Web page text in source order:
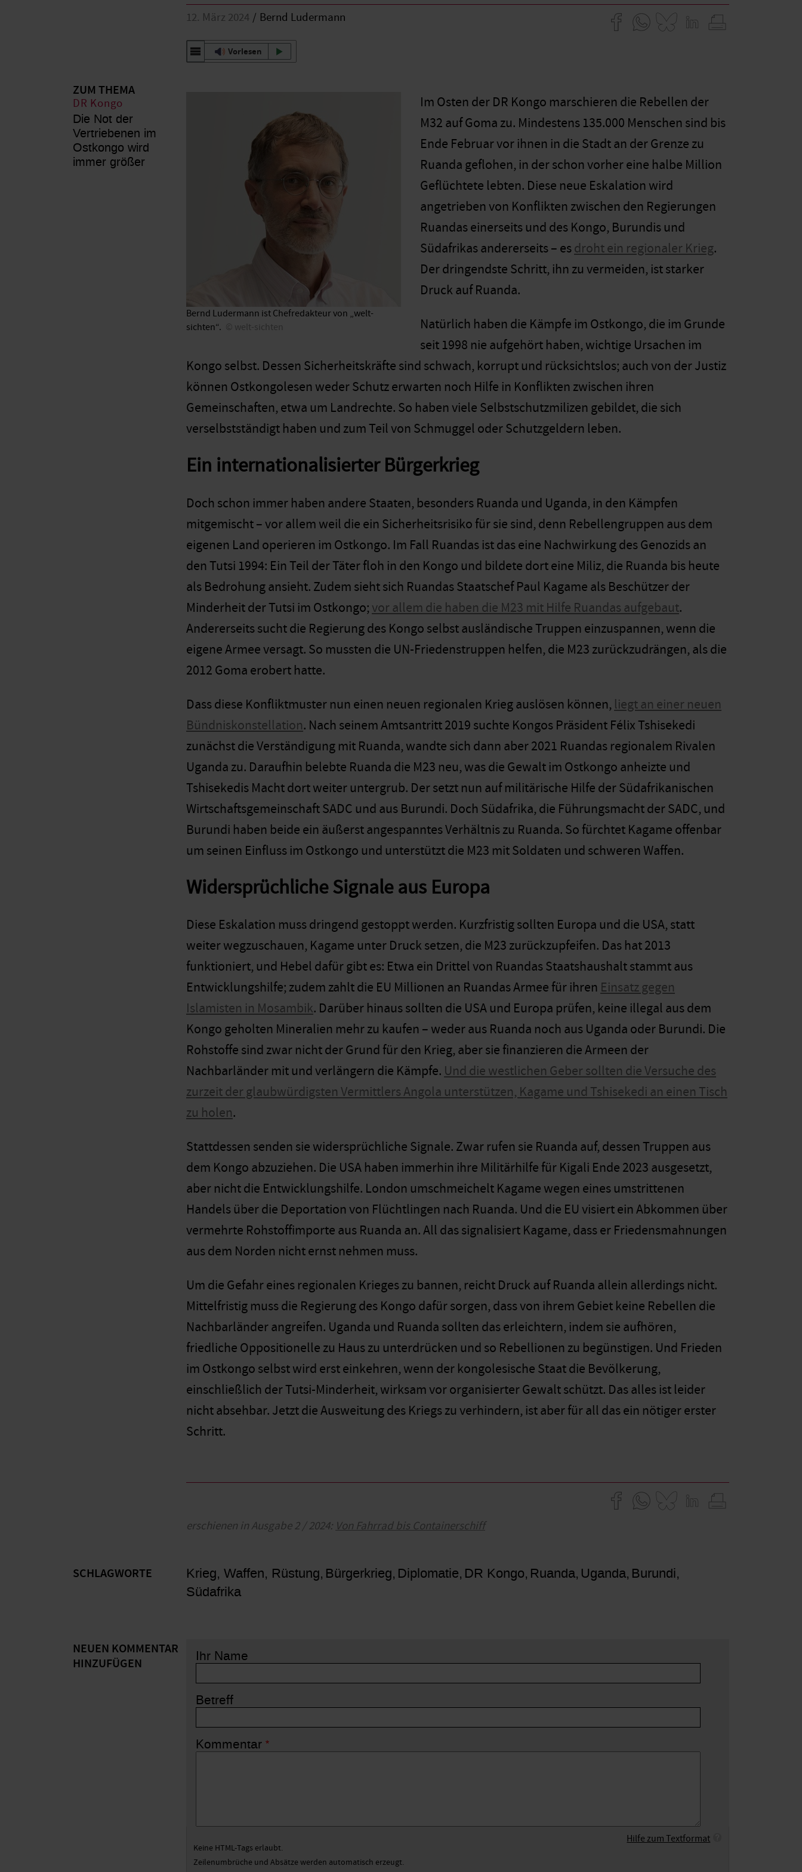
ZUM THEMA
DR Kongo
Die Not der
Vertriebenen im
Ostkongo wird
immer größer
12. März 2024 Bernd Ludermann
Vorlesen
Bernd Ludermann ist Chefredakteur von „welt-
sichten“.
welt-sichten
Im Osten der DR Kongo marschieren die Rebellen der
M32 auf Goma zu. Mindestens 135.000 Menschen sind bis
Ende Februar vor ihnen in die Stadt an der Grenze zu
Ruanda geflohen, in der schon vorher eine halbe Million
Geflüchtete lebten. Diese neue Eskalation wird
angetrieben von Konflikten zwischen den Regierungen
Ruandas einerseits und des Kongo, Burundis und
Südafrikas andererseits – esdroht ein regionaler Krieg.
Der dringendste Schritt, ihn zu vermeiden, ist starker
Druck auf Ruanda.
Natürlich haben die Kämpfe im Ostkongo, die im Grunde
seit 1998 nie aufgehört haben, wichtige Ursachen im
Kongo selbst. Dessen Sicherheitskräfte sind schwach, korrupt und rücksichtslos; auch von der Justiz
können Ostkongolesen weder Schutz erwarten noch Hilfe in Konflikten zwischen ihren
Gemeinschaften, etwa um Landrechte. So haben viele Selbstschutzmilizen gebildet, die sich
verselbstständigt haben und zum Teil von Schmuggel oder Schutzgeldern leben.
Ein internationalisierter Bürgerkrieg
Doch schon immer haben andere Staaten, besonders Ruanda und Uganda, in den Kämpfen
mitgemischt – vor allem weil die ein Sicherheitsrisiko für sie sind, denn Rebellengruppen aus dem
eigenen Land operieren im Ostkongo. Im Fall Ruandas ist das eine Nachwirkung des Genozids an
den Tutsi 1994: Ein Teil der Täter floh in den Kongo und bildete dort eine Miliz, die Ruanda bis heute
als Bedrohung ansieht. Zudem sieht sich Ruandas Staatschef Paul Kagame als Beschützer der
Minderheit der Tutsi im Ostkongo; vor allem die haben die M23 mit Hilfe Ruandas aufgebaut.
Andererseits sucht die Regierung des Kongo selbst ausländische Truppen einzuspannen, wenn die
eigene Armee versagt. So mussten die UN-Friedenstruppen helfen, die M23 zurückzudrängen, als die
2012 Goma erobert hatte.
Dass diese Konfliktmuster nun einen neuen regionalen Krieg auslösen können, liegt an einer neuen
Bündniskonstellation. Nach seinem Amtsantritt 2019 suchte Kongos Präsident Félix Tshisekedi
zunächst die Verständigung mit Ruanda, wandte sich dann aber 2021 Ruandas regionalem Rivalen
Uganda zu. Daraufhin belebte Ruanda die M23 neu, was die Gewalt im Ostkongo anheizte und
Tshisekedis Macht dort weiter untergrub. Der setzt nun auf militärische Hilfe der Südafrikanischen
Wirtschaftsgemeinschaft SADC und aus Burundi. Doch Südafrika, die Führungsmacht der SADC, und
Burundi haben beide ein äußerst angespanntes Verhältnis zu Ruanda. So fürchtet Kagame offenbar
um seinen Einfluss im Ostkongo und unterstützt die M23 mit Soldaten und schweren Waffen.
Widersprüchliche Signale aus Europa
Diese Eskalation muss dringend gestoppt werden. Kurzfristig sollten Europa und die USA, statt
weiter wegzuschauen, Kagame unter Druck setzen, die M23 zurückzupfeifen. Das hat 2013
funktioniert, und Hebel dafür gibt es: Etwa ein Drittel von Ruandas Staatshaushalt stammt aus
Entwicklungshilfe; zudem zahlt die EU Millionen an Ruandas Armee für ihren Einsatz gegen
Islamisten in Mosambik. Darüber hinaus sollten die USA und Europa prüfen, keine illegal aus dem
Kongo geholten Mineralien mehr zu kaufen – weder aus Ruanda noch aus Uganda oder Burundi. Die
Rohstoffe sind zwar nicht der Grund für den Krieg, aber sie finanzieren die Armeen der
Nachbarländer mit und verlängern die Kämpfe. Und die westlichen Geber sollten die Versuche des
zurzeit der glaubwürdigsten Vermittlers Angola unterstützen, Kagame und Tshisekedi an einen Tisch
zu holen.
Stattdessen senden sie widersprüchliche Signale. Zwar rufen sie Ruanda auf, dessen Truppen aus
dem Kongo abzuziehen. Die USA haben immerhin ihre Militärhilfe für Kigali Ende 2023 ausgesetzt,
aber nicht die Entwicklungshilfe. London umschmeichelt Kagame wegen eines umstrittenen
Handels über die Deportation von Flüchtlingen nach Ruanda. Und die EU visiert ein Abkommen über
vermehrte Rohstoffimporte aus Ruanda an. All das signalisiert Kagame, dass er Friedensmahnungen
aus dem Norden nicht ernst nehmen muss.
Um die Gefahr eines regionalen Krieges zu bannen, reicht Druck auf Ruanda allein allerdings nicht.
Mittelfristig muss die Regierung des Kongo dafür sorgen, dass von ihrem Gebiet keine Rebellen die
Nachbarländer angreifen. Uganda und Ruanda sollten das erleichtern, indem sie aufhören,
friedliche Oppositionelle zu Haus zu unterdrücken und so Rebellionen zu begünstigen. Und Frieden
im Ostkongo selbst wird erst einkehren, wenn der kongolesische Staat die Bevölkerung,
einschließlich der Tutsi-Minderheit, wirksam vor organisierter Gewalt schützt. Das alles ist leider
nicht absehbar. Jetzt die Ausweitung des Kriegs zu verhindern, ist aber für all das ein nötiger erster
Schritt.
erschienen in Ausgabe 2 / 2024:Von Fahrrad bis Containerschiff
SCHLAGWORTE Krieg, Waffen, Rüstung Bürgerkrieg Diplomatie DR Kongo Ruanda Uganda Burundi
Südafrika
NEUEN KOMMENTAR
HINZUFÜGEN
Ihr Name
Betreff
Kommentar
Hilfe zum Textformat
Keine HTML-Tags erlaubt.
Zeilenumbrüche und Absätze werden automatisch erzeugt.